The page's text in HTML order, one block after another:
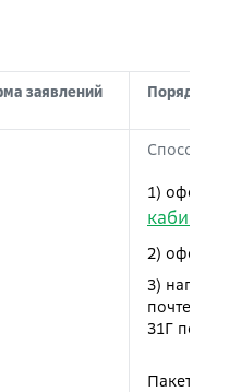
заявлений Порядок
Способы
1)
кабинете
2)
3)
почте
31Г
Пакет